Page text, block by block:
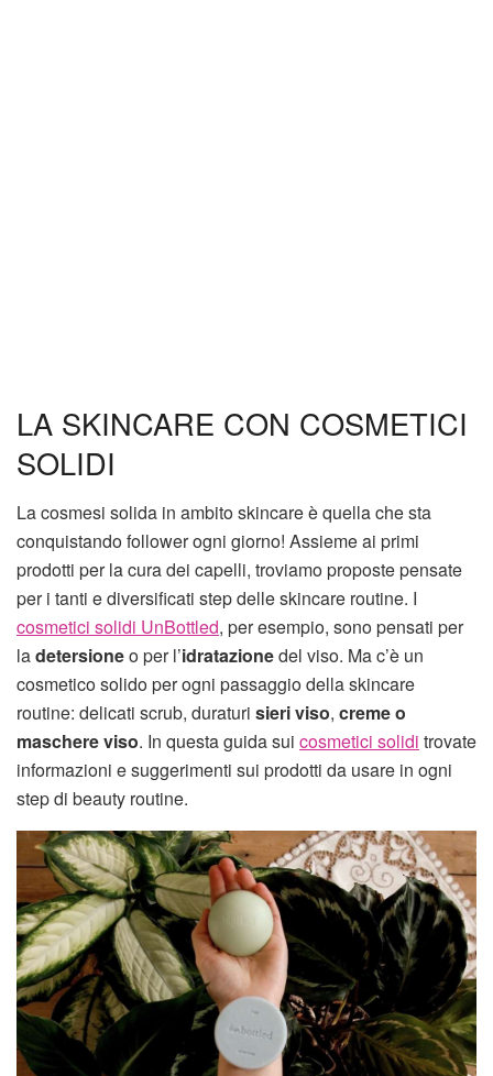
LA SKINCARE CON COSMETICI
SOLIDI
La cosmesi solida in ambito skincare è quella che sta
conquistando follower ogni giorno! Assieme ai primi
prodotti per la cura dei capelli, troviamo proposte pensate
per i tanti e diversificati step delle skincare routine. I
cosmetici solidi UnBottled, per esempio, sono pensati per
ladetersioneo per l’idratazionedel viso. Ma c’è un
cosmetico solido per ogni passaggio della skincare
routine: delicati scrub, duraturi sieri viso, creme o
maschere viso. In questa guida sui cosmetici solidi trovate
informazioni e suggerimenti sui prodotti da usare in ogni
step di beauty routine.